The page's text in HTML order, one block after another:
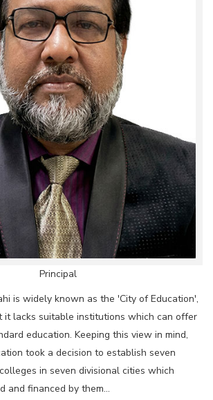
Principal
is widely known as the 'City of Education',
it lacks suitable institutions which can offer
education. Keeping this view in mind,
took a decision to establish seven
in seven divisional cities which
and financed by them...